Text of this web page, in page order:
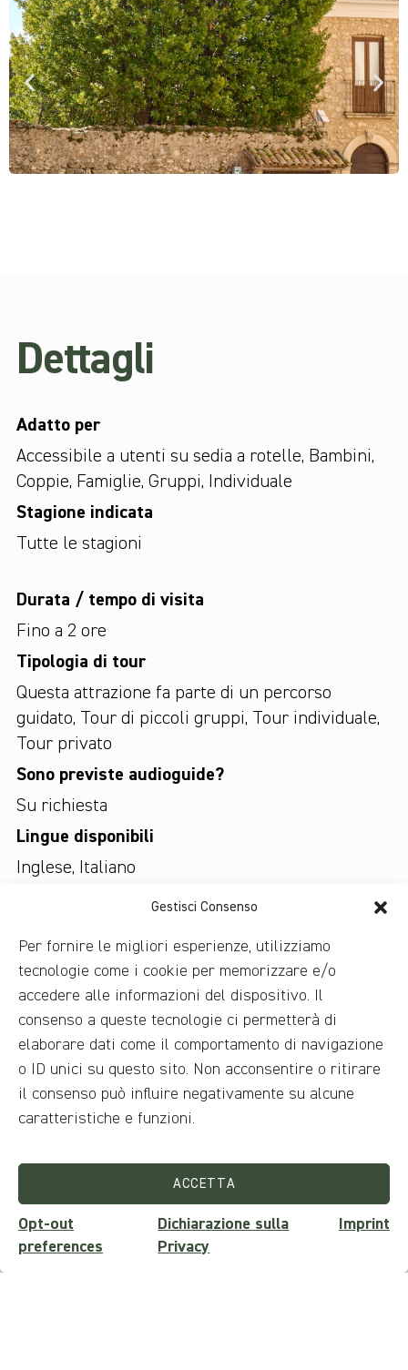
Gestisci Consenso
Per fornire le migliori esperienze, utilizziamo
tecnologie come i cookie per memorizzare e/o
accedere alle informazioni del dispositivo. Il
consenso a queste tecnologie ci permetterà di
elaborare dati come il comportamento di navigazione
o ID unici su questo sito. Non acconsentire o ritirare
il consenso può influire negativamente su alcune
caratteristiche e funzioni.
ACCETTA
Opt-out
preferences
Dichiarazione sulla
Privacy
Imprint
Dettagli
Adatto per
Accessibile a utenti su sedia a rotelle, Bambini,
Coppie, Famiglie, Gruppi, Individuale
Stagione indicata
Tutte le stagioni
Durata / tempo di visita
Fino a 2 ore
Tipologia di tour
Questa attrazione fa parte di un percorso
guidato, Tour di piccoli gruppi, Tour individuale,
Tour privato
Sono previste audioguide?
Su richiesta
Lingue disponibili
Inglese, Italiano
Costo del biglietto
Domande?